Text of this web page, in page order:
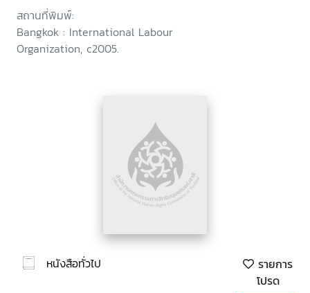
สถานที่พิมพ์:
Bangkok : International Labour
Organization, c2005.
หนังสือทั่วไป
รายการ
โปรด